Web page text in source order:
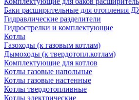
Баки расширительные для
Гидравлические разделители
Гидрострелки и комплектующие
Котлы
Газоходы (к газовым котлам)
Дымоходы (к твердотопл.котлам)
Комплектующие для котлов
Котлы газовые напольные
Котлы газовые настенные
Котлы твердотопливные
Котлы электрические